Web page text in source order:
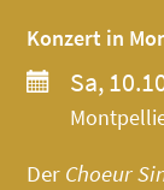
Konzert in
Sa,
Der Choeur